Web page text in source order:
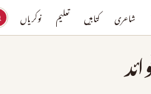
شاعری کتابیں تعلیم نوکریاں